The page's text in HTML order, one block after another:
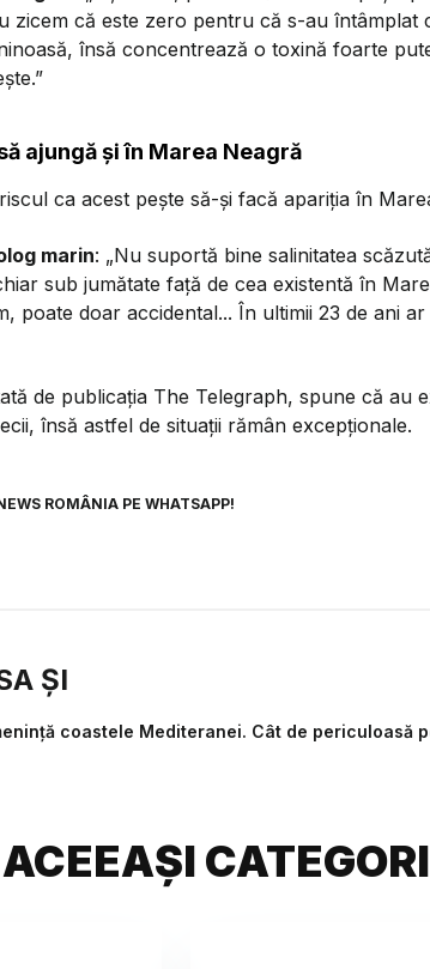
zicem că este zero pentru că s-au întâmplat
însă concentrează o toxină foarte
ajungă și în Marea Neagră
ca acest pește să-și facă apariția în
marin: „Nu suportă bine salinitatea
sub jumătate față de cea existentă în
poate doar accidental... În ultimii 23 de ani
de publicația The Telegraph, spune că au
însă astfel de situații rămân excepționale.
ROMÂNIA PE WHATSAPP!
ȘI
coastele Mediteranei. Cât de periculoasă